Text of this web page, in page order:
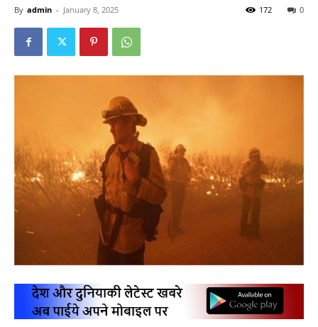
By admin - January 8, 2025 0
172